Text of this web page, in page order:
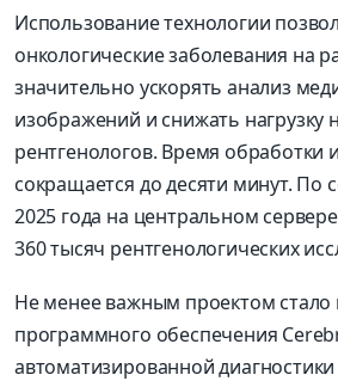
Использование технологии
онкологические заболевания на
значительно ускорять анализ
изображений и снижать нагрузку
рентгенологов. Время обработки
сокращается до десяти минут. По
2025 года на центральном
360 тысяч рентгенологических
Не менее важным проектом стало
программного обеспечения
автоматизированной